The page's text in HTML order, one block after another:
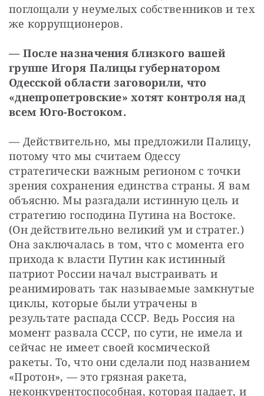
поглощали у неумелых собственников и тех
же коррупционеров.
— После назначения близкого вашей
группе Игоря Палицы губернатором
Одесской области заговорили, что
«днепропетровские» хотят контроля над
всем Юго-Востоком.
— Действительно, мы предложили Палицу,
потому что мы считаем Одессу
стратегически важным регионом с точки
зрения сохранения единства страны. Я вам
объясню. Мы разгадали истинную цель и
стратегию господина Путина на Востоке.
(Он действительно великий ум и стратег.)
Она заключалась в том, что с момента его
прихода к власти Путин как истинный
патриот России начал выстраивать и
реанимировать так называемые замкнутые
циклы, которые были утрачены в
результате распада СССР. Ведь Россия на
момент развала СССР, по сути, не имела и
сейчас не имеет своей космической
ракеты. То, что они сделали под названием
«Протон», — это грязная ракета,
неконкурентоспособная, которая падает, и